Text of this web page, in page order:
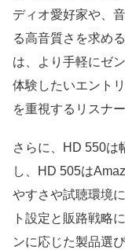
ディオ愛好家や、
る高音質さを求め
は、より手軽にゼ
体験したいエント
を重視するリスナ
さらに、HD 550は
し、HD 505は
やすさや試聴環境
ト設定と販路戦略
ンに応じた製品選